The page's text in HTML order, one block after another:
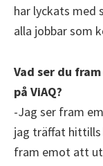
har lyckats med
alla jobbar som
Vad ser du
på ViAQ?
-Jag ser fram
jag träffat hittills
fram emot att